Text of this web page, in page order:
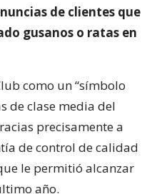
de clientes que
gusanos o ratas en
como un “símbolo
de clase media del
precisamente a
de control de calidad
le permitió alcanzar
año.